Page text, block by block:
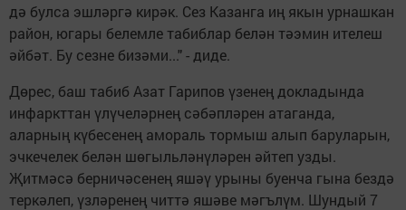
дә булса эшләргә кирәк. Сез Казанга иң якын урнашкан
район, югары белемле табиблар белән тәэмин ителеш
әйбәт. Бу сезне бизәми..." - диде.
Дөрес, баш табиб Азат Гарипов үзенең докладында
инфаркттан үлүчеләрнең сәбәпләрен атаганда,
аларның күбесенең амораль тормыш алып баруларын,
эчкечелек белән шөгыльләнүләрен әйтеп узды.
Җитмәсә берничәсенең яшәү урыны буенча гына бездә
теркәлеп, үзләренең читтә яшәве мәгълүм. Шундый 7